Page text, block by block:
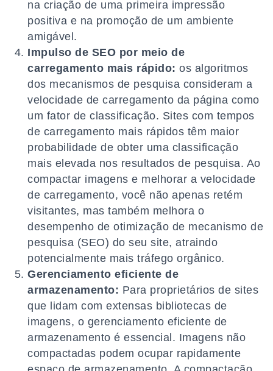
na criação de uma primeira impressão
positiva e na promoção de um ambiente
amigável.
Impulso de SEO por meio de
carregamento mais rápido: os algoritmos
dos mecanismos de pesquisa consideram a
velocidade de carregamento da página como
um fator de classificação. Sites com tempos
de carregamento mais rápidos têm maior
probabilidade de obter uma classificação
mais elevada nos resultados de pesquisa. Ao
compactar imagens e melhorar a velocidade
de carregamento, você não apenas retém
visitantes, mas também melhora o
desempenho de otimização de mecanismo de
pesquisa (SEO) do seu site, atraindo
potencialmente mais tráfego orgânico.
Gerenciamento eficiente de
armazenamento: Para proprietários de sites
que lidam com extensas bibliotecas de
imagens, o gerenciamento eficiente de
armazenamento é essencial. Imagens não
compactadas podem ocupar rapidamente